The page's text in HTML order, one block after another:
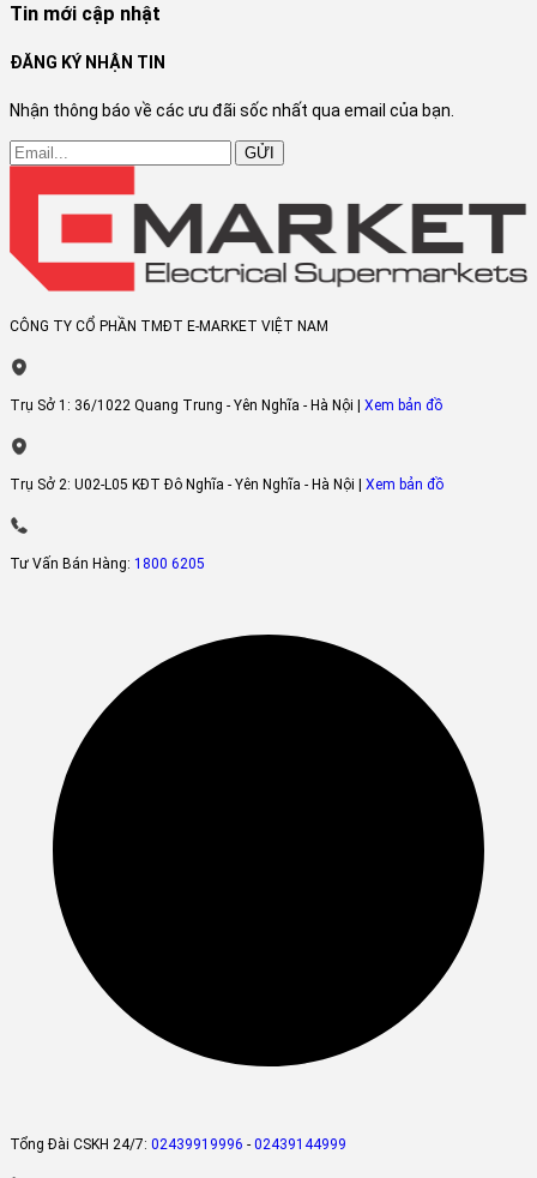
Tin mới cập nhật
ĐĂNG KÝ NHẬN TIN
Nhận thông báo về các ưu đãi sốc nhất qua email của bạn.
GỬI
CÔNG TY CỔ PHẦN TMĐT E-MARKET VIỆT NAM
Trụ Sở 1: 36/1022 Quang Trung - Yên Nghĩa - Hà Nội | Xem bản đồ
Trụ Sở 2: U02-L05 KĐT Đô Nghĩa - Yên Nghĩa - Hà Nội | Xem bản đồ
Tư Vấn Bán Hàng: 1800 6205
Tổng Đài CSKH 24/7: 02439919996 - 02439144999